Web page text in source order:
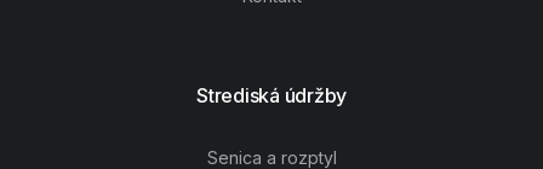
Strediská údržby
Senica a rozptyl